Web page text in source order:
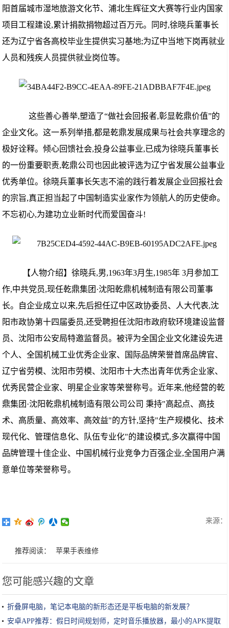
阳首届城市湿地旅游文化节、浦北生辉征文大赛等行业内国家
项目工程建设,累计捐款捐物超过百万元。同时,徐晓兵董事长
还为辽宁省各高校毕业生提供实习基地;为辽中当地下岗再就业
人员和残疾人员提供就业岗位等。
这些善心善举,塑造了“做社会回报者,彰显乾鼎价值”的
企业文化。这一系列举措,都是乾鼎发展成果与社会共享理念的
极好诠释。倾心回馈社会,投身公益事业,已成为徐晓兵董事长
的一份重要职责,乾鼎公司也因此被评选为辽宁省发展公益事业
优秀单位。徐晓兵董事长矢志不渝的践行着发展企业回报社会
的宗旨,真正担当起了中国制造实业家作为领航人的历史使命。
不忘初心,为建功立业新时代而爱国奋斗!
【人物介绍】徐晓兵,男,1963年3月生,1985年 3月参加工
作,中共党员,现任乾鼎集团·沈阳乾鼎机械制造有限公司董事
长。自企业成立以来,先后担任辽中区政协委员、人大代表,沈
阳市政协第十四届委员,还受聘担任沈阳市政府软环境建设监督
员、沈阳市公安局特邀监督员。被评为全国企业文化建设先进
个人、全国机械工业优秀企业家、国际品牌荣誉首席品牌官、
辽宁省劳模、沈阳市劳模、沈阳市十大杰出青年优秀企业家、
优秀民营企业家、明星企业家等荣誉称号。近年来,他经营的乾
鼎集团·沈阳乾鼎机械制造有限公司公司 秉持"高起点、高技
术、高质量、高效率、高效益"的方针,坚持"生产规模化、技术
现代化、管理信息化、队伍专业化"的建设模式,多次赢得中国
品牌管理十佳企业、中国机械行业竞争力百强企业,全国用户满
意单位等荣誉称号。
来源：
推荐阅读： 苹果手表维修
您可能感兴趣的文章
折叠屏电脑，笔记本电脑的新形态还是平板电脑的新发展？
安卓APP推荐：假日时间规划师，定时音乐播放器，最小的APK提取